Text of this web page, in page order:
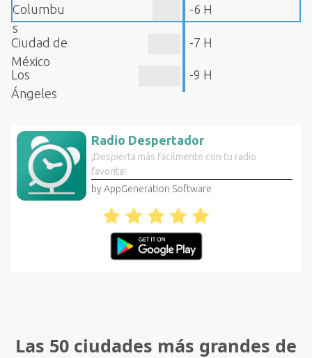
Columbu
s
-6 H
Ciudad de
México
-7 H
Los
Ángeles
-9 H
Radio Despertador
¡Despierta más fácilmente con tu radio
favorita!
by AppGeneration Software
Las 50 ciudades más grandes de